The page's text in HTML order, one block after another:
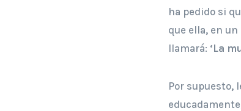
ha pedido si
que ella, en
llamará: ‘La
Por supuesto,